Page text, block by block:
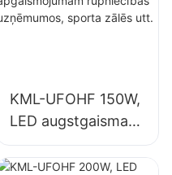
KML-UFOHF 150W,
LED augstgaismas
gaismekļu
piegādātājs